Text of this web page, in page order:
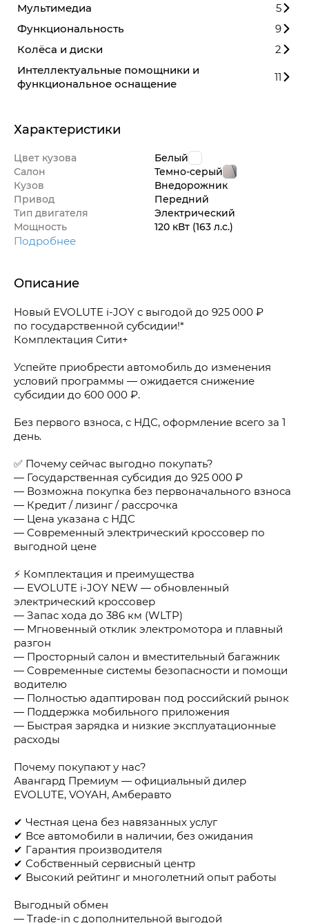
Мультимедиа
5
Функциональность
9
Колёса и диски
2
Интеллектуальные помощники и
функциональное оснащение
11
Характеристики
Цвет кузова
Белый
Салон
Темно-серый
Кузов
Внедорож­ник
Привод
Передний
Тип двигателя
Электрический
Мощность
120 кВт (163 л.с.)
Подробнее
Описание
Новый EVOLUTE i-JOY с выгодой до 925 000 ₽
по государственной субсидии!*
Комплектация Сити+
Успейте приобрести автомобиль до изменения
условий программы — ожидается снижение
субсидии до 600 000 ₽.
Без первого взноса, с НДС, оформление всего за 1
день.
✅ Почему сейчас выгодно покупать?
— Государственная субсидия до 925 000 ₽
— Возможна покупка без первоначального взноса
— Кредит / лизинг / рассрочка
— Цена указана с НДС
— Современный электрический кроссовер по
выгодной цене
⚡ Комплектация и преимущества
— EVOLUTE i-JOY NEW — обновленный
электрический кроссовер
— Запас хода до 386 км (WLTP)
— Мгновенный отклик электромотора и плавный
разгон
— Просторный салон и вместительный багажник
— Современные системы безопасности и помощи
водителю
— Полностью адаптирован под российский рынок
— Поддержка мобильного приложения
— Быстрая зарядка и низкие эксплуатационные
расходы
Почему покупают у нас?
Авангард Премиум — официальный дилер
EVOLUTE, VOYAH, Амберавто
✔ Честная цена без навязанных услуг
✔ Все автомобили в наличии, без ожидания
✔ Гарантия производителя
✔ Собственный сервисный центр
✔ Высокий рейтинг и многолетний опыт работы
Выгодный обмен
— Trade-in с дополнительной выгодой